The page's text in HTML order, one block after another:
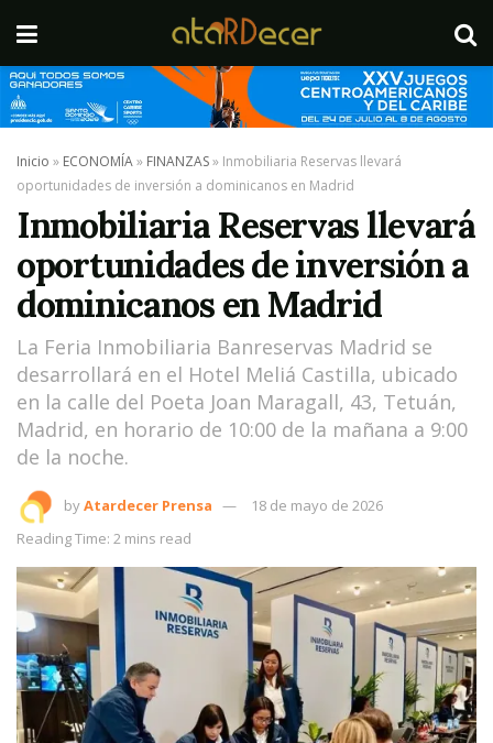
Inicio » ECONOMÍA» FINANZAS» Inmobiliaria Reservas llevará
oportunidades de inversión a dominicanos en Madrid
Inmobiliaria Reservas llevará
oportunidades de inversión a
dominicanos en Madrid
La Feria Inmobiliaria Banreservas Madrid se
desarrollará en el Hotel Meliá Castilla, ubicado
en la calle del Poeta Joan Maragall, 43, Tetuán,
Madrid, en horario de 10:00 de la mañana a 9:00
de la noche.
byAtardecer Prensa
18 de mayo de 2026
Reading Time: 2 mins read